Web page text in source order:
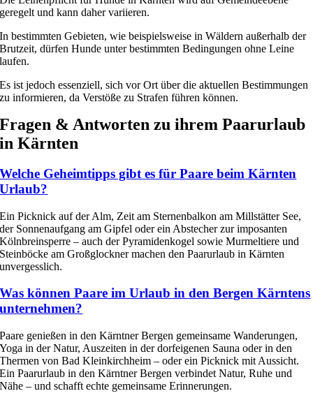
geregelt und kann daher variieren.
In bestimmten Gebieten, wie beispielsweise in Wäldern außerhalb der
Brutzeit, dürfen Hunde unter bestimmten Bedingungen ohne Leine
laufen.
Es ist jedoch essenziell, sich vor Ort über die aktuellen Bestimmungen
zu informieren, da Verstöße zu Strafen führen können. ​
Fragen & Antworten zu ihremPaarurlaub
in Kärnten
Welche Geheimtipps gibt es für Paare beim Kärnten
Urlaub?
Ein Picknick auf der Alm, Zeit am Sternenbalkon am Millstätter See,
der Sonnenaufgang am Gipfel oder ein Abstecher zur imposanten
Kölnbreinsperre – auch der Pyramidenkogel sowie Murmeltiere und
Steinböcke am Großglockner machen den Paarurlaub in Kärnten
unvergesslich.
Was können Paare im Urlaub in den Bergen Kärntens
unternehmen?
Paare genießen in den Kärntner Bergen gemeinsame Wanderungen,
Yoga in der Natur, Auszeiten in der dorfeigenen Sauna oder in den
Thermen von Bad Kleinkirchheim – oder ein Picknick mit Aussicht.
Ein Paarurlaub in den Kärntner Bergen verbindet Natur, Ruhe und
Nähe – und schafft echte gemeinsame Erinnerungen.